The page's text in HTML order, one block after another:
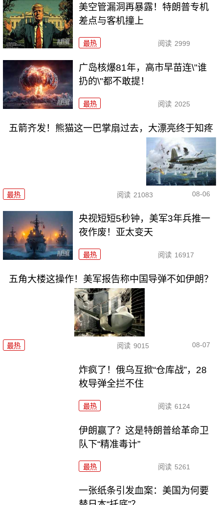
美空管漏洞再暴露！特朗普专机
差点与客机撞上
最热 阅读 2999
广岛核爆81年，高市早苗连\"谁
扔的\"都不敢提！
最热 阅读 2025
五箭齐发！熊猫这一巴掌扇过去，大漂亮终于知疼
最热 阅读 21083 08-06
央视短短5秒钟，美军3年兵推一
夜作废！亚太变天
最热 阅读 16917
五角大楼这操作！美军报告称中国导弹不如伊朗？
最热 阅读 9015 08-07
炸疯了！俄乌互掀“仓库战”，28
枚导弹全拦不住
最热 阅读 6124
伊朗赢了？这是特朗普给革命卫
队下“精准毒计”
最热 阅读 5261
一张纸条引发血案：美国为何要